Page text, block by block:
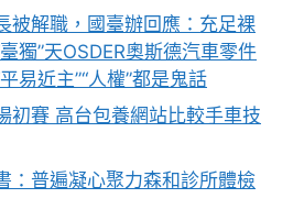
被解職，國臺辦回應：充足裸
獨”天OSDER奧斯德汽車零件
易近主”“人權”都是鬼話
初賽 高台包養網站比較手車技
：普遍凝心聚力森和診所體檢